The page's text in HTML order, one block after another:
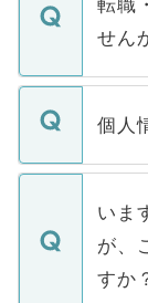
けな
下記
ません
■応募
関を公
に、
みを
ていま
転職
せん
転職・
ん。
定を承
の辞
個人
個人情
で、
など
ご本
支援
いま
が、
すか